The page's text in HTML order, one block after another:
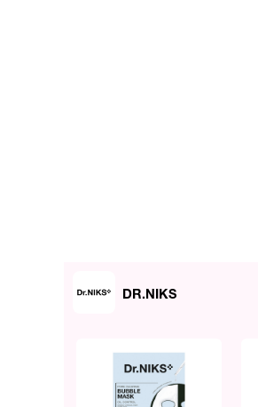
DR.NIKS